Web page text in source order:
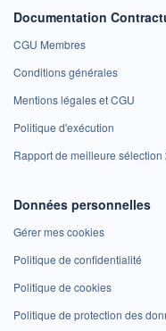
Documentation
CGU Membres
Conditions générales
Mentions légales et CGU
Politique d'exécution
Rapport de meilleure sélection
Données personnelles
Gérer mes cookies
Politique de confidentialité
Politique de cookies
Politique de protection des